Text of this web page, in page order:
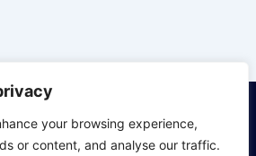
your browsing experience,
or content, and analyse our traffic.
Bli medlem
Våre trenere
Facebook
LinkedIn